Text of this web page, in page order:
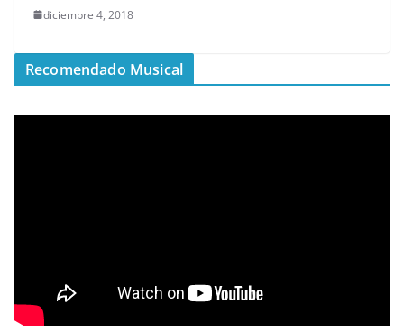
diciembre 4, 2018
Recomendado Musical